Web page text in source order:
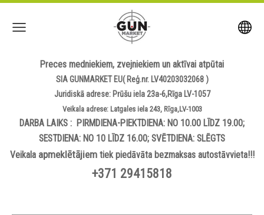
Preces medniekiem, zvejniekiem un aktīvai atpūtai
SIA GUNMARKET EU( Reģ.nr. LV40203032068 )
Juridiskā adrese: Prūšu iela 23a-6,Rīga LV-1057
Veikala adrese: Latgales iela 243, Rīga,LV-1003
DARBA LAIKS : PIRMDIENA-PIEKTDIENA: NO 10.00 LĪDZ 19.00;
SESTDIENA: NO 10 LĪDZ 16.00; SVĒTDIENA: SLĒGTS
Veikala apmeklētājiemtiek piedāvāta bezmaksas autostāvvieta!!!
+371 29415818